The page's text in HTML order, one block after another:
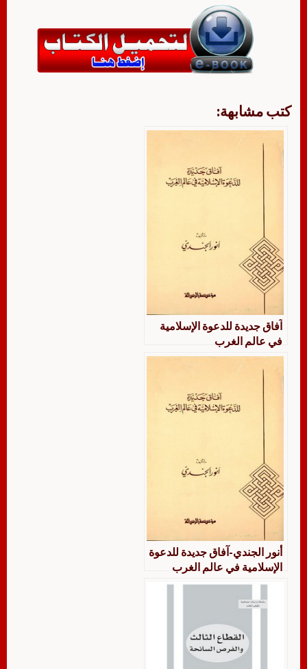
كتب مشابهة:
آفاق جديدة للدعوة الإسلامية
في عالم الغرب
أنور الجندي-آفاق جديدة للدعوة
الإسلامية في عالم الغرب